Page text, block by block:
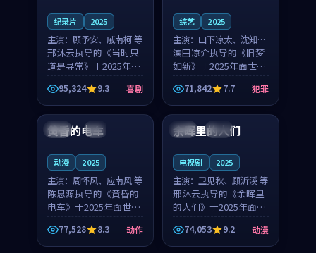
纪录片 2025
主演： 顾予安、戚南柯 等
邢沐云执导的《当时只
道是寻常》于2025年面
世，泰国的城市气质与
母女情深的人物心境共
同构筑了影片基调。顾
予安、戚南柯用细腻的
表演撑起整部喜剧电
95,324 9.3 喜剧
综艺 2025
主演： 山下凉太、沈知韵
等
滨田凉介执导的《旧梦
如新》于2025年面世，
中国台湾的城市气质与
异国相遇的人物心境共
同构筑了影片基调。山
下凉太、沈知韵用细腻
的表演撑起整部犯罪
71,842 7.7 犯罪
日本 4K
黄昏的电车
动漫 2025
主演： 周怀风、应南风 等
陈思源执导的《黄昏的
电车》于2025年面世，
日本的城市气质与渔村
故事的人物心境共同构
筑了影片基调。周怀
77,528 8.3 动作
泰国 完结
余晖里的人们
电视剧 2025
主演： 卫见秋、顾沂溪 等
邢沐云执导的《余晖里
的人们》于2025年面
世，泰国的城市气质与
小镇生活的人物心境共
同构筑了影片基调。卫
74,053 9.2 动漫